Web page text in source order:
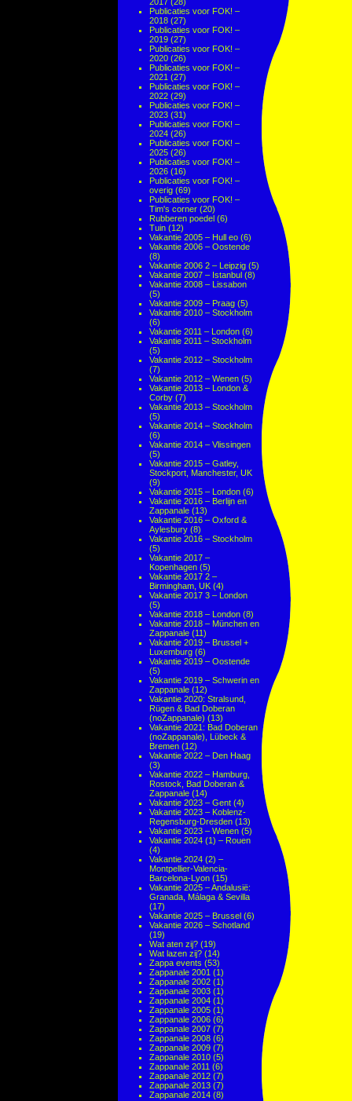
Publicaties voor FOK! –
2018 (27)
Publicaties voor FOK! –
2019 (27)
Publicaties voor FOK! –
2020 (26)
Publicaties voor FOK! –
2021 (27)
Publicaties voor FOK! –
2022 (29)
Publicaties voor FOK! –
2023 (31)
Publicaties voor FOK! –
2024 (26)
Publicaties voor FOK! –
2025 (26)
Publicaties voor FOK! –
2026 (16)
Publicaties voor FOK! –
overig (69)
Publicaties voor FOK! –
Tim's corner (20)
Rubberen poedel (6)
Tuin (12)
Vakantie 2005 – Hull eo (6)
Vakantie 2006 – Oostende
(8)
Vakantie 2006 2 – Leipzig (5)
Vakantie 2007 – Istanbul (8)
Vakantie 2008 – Lissabon
(5)
Vakantie 2009 – Praag (5)
Vakantie 2010 – Stockholm
(6)
Vakantie 2011 – London (6)
Vakantie 2011 – Stockholm
(5)
Vakantie 2012 – Stockholm
(7)
Vakantie 2012 – Wenen (5)
Vakantie 2013 – London &
Corby (7)
Vakantie 2013 – Stockholm
(5)
Vakantie 2014 – Stockholm
(6)
Vakantie 2014 – Vlissingen
(5)
Vakantie 2015 – Gatley,
Stockport, Manchester, UK
(9)
Vakantie 2015 – London (6)
Vakantie 2016 – Berlijn en
Zappanale (13)
Vakantie 2016 – Oxford &
Aylesbury (8)
Vakantie 2016 – Stockholm
(5)
Vakantie 2017 –
Kopenhagen (5)
Vakantie 2017 2 –
Birmingham, UK (4)
Vakantie 2017 3 – London
(5)
Vakantie 2018 – London (8)
Vakantie 2018 – München en
Zappanale (11)
Vakantie 2019 – Brussel +
Luxemburg (6)
Vakantie 2019 – Oostende
(5)
Vakantie 2019 – Schwerin en
Zappanale (12)
Vakantie 2020: Stralsund,
Rügen & Bad Doberan
(noZappanale) (13)
Vakantie 2021: Bad Doberan
(noZappanale), Lübeck &
Bremen (12)
Vakantie 2022 – Den Haag
(3)
Vakantie 2022 – Hamburg,
Rostock, Bad Doberan &
Zappanale (14)
Vakantie 2023 – Gent (4)
Vakantie 2023 – Koblenz-
Regensburg-Dresden (13)
Vakantie 2023 – Wenen (5)
Vakantie 2024 (1) – Rouen
(4)
Vakantie 2024 (2) –
Montpellier-Valencia-
Barcelona-Lyon (15)
Vakantie 2025 – Andalusië:
Granada, Málaga & Sevilla
(17)
Vakantie 2025 – Brussel (6)
Vakantie 2026 – Schotland
(19)
Wat aten zij? (19)
Wat lazen zij? (14)
Zappa events (53)
Zappanale 2001 (1)
Zappanale 2002 (1)
Zappanale 2003 (1)
Zappanale 2004 (1)
Zappanale 2005 (1)
Zappanale 2006 (6)
Zappanale 2007 (7)
Zappanale 2008 (6)
Zappanale 2009 (7)
Zappanale 2010 (5)
Zappanale 2011 (6)
Zappanale 2012 (7)
Zappanale 2013 (7)
Zappanale 2014 (8)